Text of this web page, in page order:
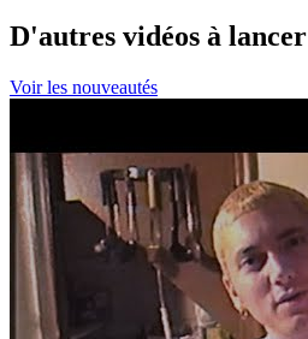
D'autres vidéos à lancer
Voir les nouveautés